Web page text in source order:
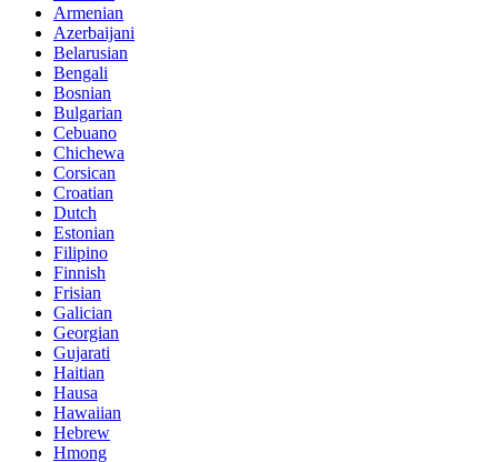
Armenian
Azerbaijani
Belarusian
Bengali
Bosnian
Bulgarian
Cebuano
Chichewa
Corsican
Croatian
Dutch
Estonian
Filipino
Finnish
Frisian
Galician
Georgian
Gujarati
Haitian
Hausa
Hawaiian
Hebrew
Hmong